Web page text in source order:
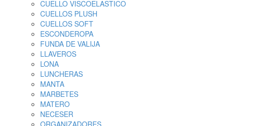
CUELLO VISCOELASTICO
CUELLOS PLUSH
CUELLOS SOFT
ESCONDEROPA
FUNDA DE VALIJA
LLAVEROS
LONA
LUNCHERAS
MANTA
MARBETES
MATERO
NECESER
ORGANIZADORES